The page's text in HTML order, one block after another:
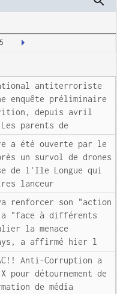
antiterroriste
préliminaire
depuis avril
parents de
a été ouverte par le
un survol de drones
de l'Ile Longue qui
lanceur
renforcer son "action
"face à différents
la menace
a affirmé hier l
Anti-Corruption a
détournement de
de média